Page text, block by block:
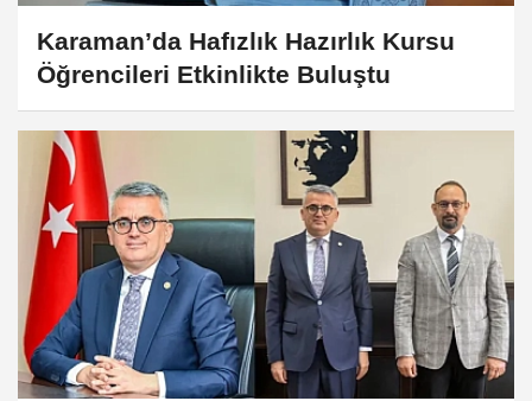
Karaman’da Hafızlık Hazırlık Kursu
Öğrencileri Etkinlikte Buluştu